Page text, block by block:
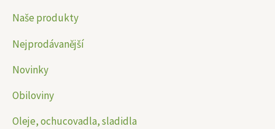
Naše produkty
Nejprodávanější
Novinky
Obiloviny
Oleje, ochucovadla, sladidla